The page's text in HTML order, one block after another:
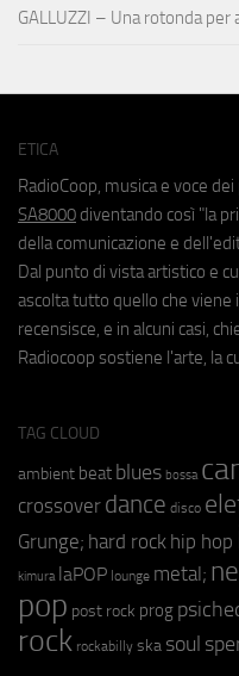
GALLUZZI – Una rotonda per
ETICA
RadioCoop, musica e voce
SA8000 diventando così "la
della comunicazione e
Dal punto di vista artistico e
ascolta tutto quello che viene
recensisce, e in alcuni casi,
Radiocoop sostiene l'arte, la
TAG CLOUD
ambient beat blues bossa
crossover dance disco
Grunge; hard rock hip hop
kimura laPOP lounge metal;
pop post rock prog
rock rockabilly ska soul